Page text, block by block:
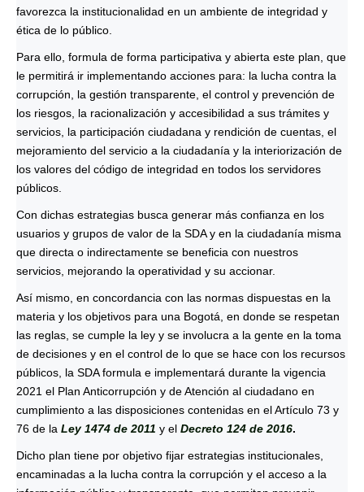
favorezca la institucionalidad en un ambiente de integridad y
ética de lo público.
Para ello, formula de forma participativa y abierta este plan, que
le permitirá ir implementando acciones para: la lucha contra la
corrupción, la gestión transparente, el control y prevención de
los riesgos, la racionalización y accesibilidad a sus trámites y
servicios, la participación ciudadana y rendición de cuentas, el
mejoramiento del servicio a la ciudadanía y la interiorización de
los valores del código de integridad en todos los servidores
públicos.
Con dichas estrategias busca generar más confianza en los
usuarios y grupos de valor de la SDA y en la ciudadanía misma
que directa o indirectamente se beneficia con nuestros
servicios, mejorando la operatividad y su accionar.
Así mismo, en concordancia con las normas dispuestas en la
materia y los objetivos para una Bogotá, en donde se respetan
las reglas, se cumple la ley y se involucra a la gente en la toma
de decisiones y en el control de lo que se hace con los recursos
públicos, la SDA formula e implementará durante la vigencia
2021 el Plan Anticorrupción y de Atención al ciudadano en
cumplimiento a las disposiciones contenidas en el Artículo 73 y
76 de la Ley 1474 de 2011 y el Decreto 124 de 2016.
Dicho plan tiene por objetivo fijar estrategias institucionales,
encaminadas a la lucha contra la corrupción y el acceso a la